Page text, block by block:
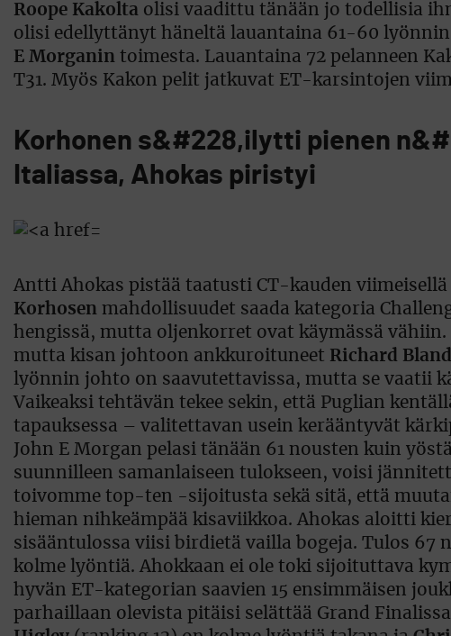
Roope Kakolta olisi vaadittu tänään jo todellisia
olisi edellyttänyt häneltä lauantaina 61-60
E Morganin toimesta. Lauantaina 72 pelanneen
T31. Myös Kakon pelit jatkuvat ET-karsintojen
Korhonen s&#228,ilytti pienen
Italiassa, Ahokas piristyi
Antti Ahokas pistää taatusti CT-kauden
Korhosen mahdollisuudet saada kategoria
hengissä, mutta oljenkorret ovat käymässä
mutta kisan johtoon ankkuroituneet Richard Bland
lyönnin johto on saavutettavissa, mutta se vaatii
Vaikeaksi tehtävän tekee sekin, että Puglian
tapauksessa – valitettavan usein kerääntyvät
John E Morgan pelasi tänään 61 nousten kuin
suunnilleen samanlaiseen tulokseen, voisi
toivomme top-ten -sijoitusta sekä sitä, että
hieman nihkeämpää kisaviikkoa. Ahokas aloitti
sisääntulossa viisi birdietä vailla bogeja. Tulos 67
kolme lyöntiä. Ahokkaan ei ole toki sijoituttava
hyvän ET-kategorian saavien 15 ensimmäisen
parhaillaan olevista pitäisi selättää Grand